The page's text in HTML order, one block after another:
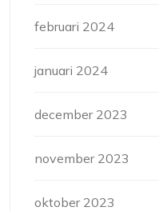
februari 2024
januari 2024
december 2023
november 2023
oktober 2023